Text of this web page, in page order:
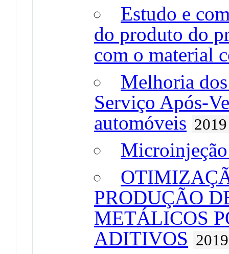
Estudo e
do produto do
com o material
Melhoria
Serviço Após-
automóveis 2019
PRODUÇÃO
METÁLICOS
ADITIVOS 2019